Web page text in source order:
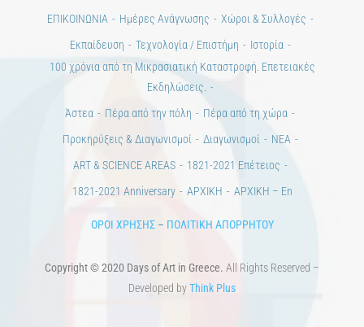
ΕΠΙΚΟΙΝΩΝΙΑ
Ημέρες Ανάγνωσης
Χώροι & Συλλογές
Εκπαίδευση
Τεχνολογία / Επιστήμη
Ιστορία
100 χρόνια από τη Μικρασιατική Καταστροφή. Επετειακές
Εκδηλώσεις.
Άστεα
Πέρα από την πόλη
Πέρα από τη χώρα
Προκηρύξεις & Διαγωνισμοί
Διαγωνισμοί
ΝΕΑ
ART & SCIENCE AREAS
1821-2021 Επέτειος
1821-2021 Anniversary
ΑΡΧΙΚΗ ΑΡΧΙΚΗ – En
ΟΡΟΙ ΧΡΗΣΗΣ– ΠΟΛΙΤΙΚΗ ΑΠΟΡΡΗΤΟΥ
Copyright © 2020 Days of Art in Greece. All Rights Reserved –
Developed byThink Plus